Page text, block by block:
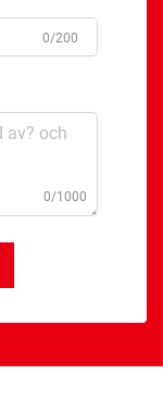
0/200
0/1000